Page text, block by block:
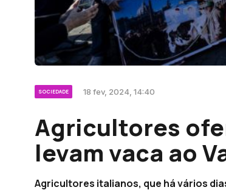
SOCIEDADE 18 fev, 2024, 14:40
Agricultores
levam vaca ao
Agricultores italianos, que há vários